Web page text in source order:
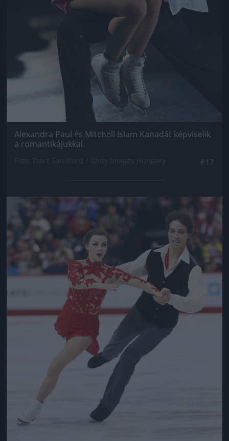
Alexandra Paul és Mitchell Islam Kanadát képviselik
a romantikájukkal.
Jön még kép!